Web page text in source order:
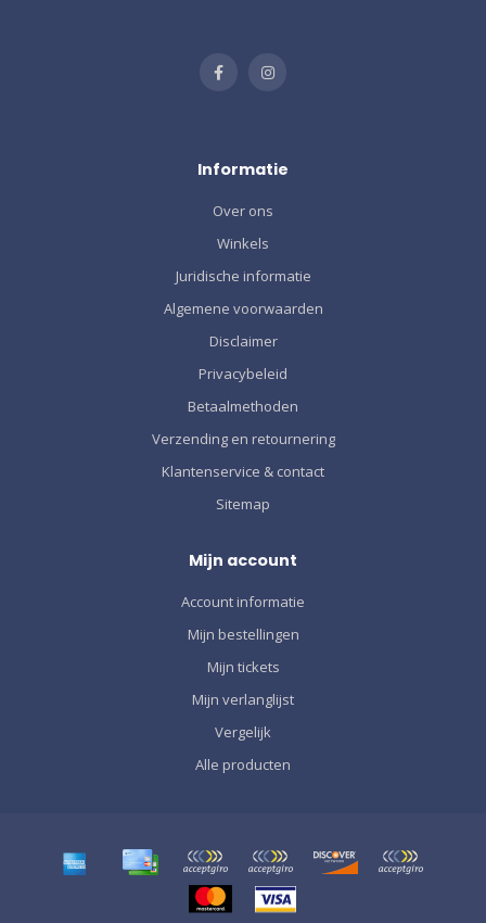
Informatie
Over ons
Winkels
Juridische informatie
Algemene voorwaarden
Disclaimer
Privacybeleid
Betaalmethoden
Verzending en retournering
Klantenservice & contact
Sitemap
Mijn account
Account informatie
Mijn bestellingen
Mijn tickets
Mijn verlanglijst
Vergelijk
Alle producten